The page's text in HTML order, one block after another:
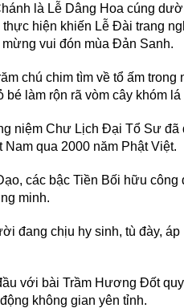
là Lễ Dâng Hoa cúng
hiện khiến Lễ Đài trang
vui đón mùa Đản Sanh.
chú chim tìm về tổ ấm
bé làm rộn rã vòm cây khóm
niệm Chư Lịch Đại Tổ Sư
qua 2000 năm Phật Việt.
các bậc Tiền Bối hữu công
minh.
đang chịu hy sinh, tù đày,
với bài Trầm Hương Đốt
không gian yên tỉnh.